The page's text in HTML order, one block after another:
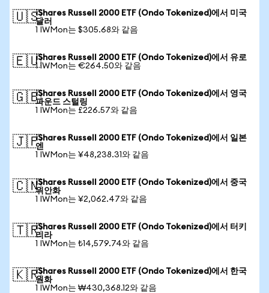
🇺🇸iShares Russell 2000 ETF (Ondo Tokenized)에서 미국
달러
1 IWMon는 $305.68와 같음
🇪🇺iShares Russell 2000 ETF (Ondo Tokenized)에서 유로
1 IWMon는 €264.50와 같음
🇬🇧iShares Russell 2000 ETF (Ondo Tokenized)에서 영국
파운드 스털링
1 IWMon는 £226.57와 같음
🇯🇵iShares Russell 2000 ETF (Ondo Tokenized)에서 일본
엔
1 IWMon는 ¥48,238.31와 같음
🇨🇳iShares Russell 2000 ETF (Ondo Tokenized)에서 중국
위안화
1 IWMon는 ¥2,062.47와 같음
🇹🇷iShares Russell 2000 ETF (Ondo Tokenized)에서 터키
리라
1 IWMon는 ₺14,579.74와 같음
🇰🇷iShares Russell 2000 ETF (Ondo Tokenized)에서 한국
원화
1 IWMon는 ₩430,368.12와 같음